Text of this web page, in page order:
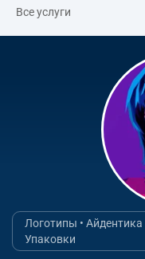
Все услуги
Логотипы • Айдентика
Упаковки